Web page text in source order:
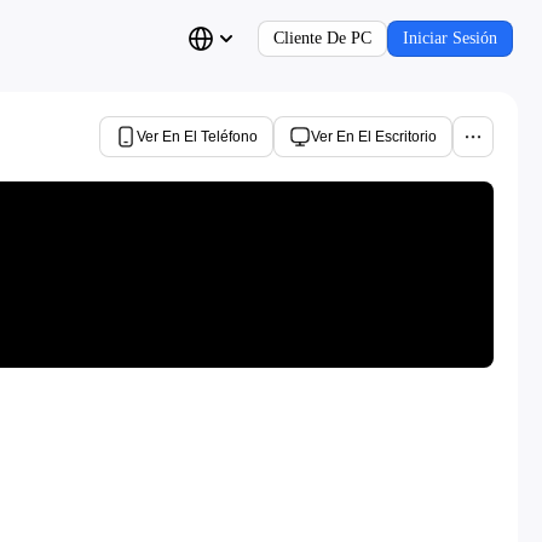
Cliente De PC Iniciar Sesión
Ver En El Teléfono Ver En El Escritorio